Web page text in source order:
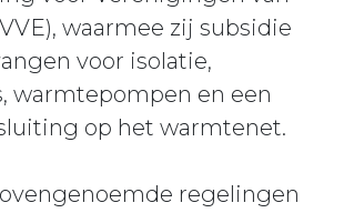
waarmee zij subsidie
voor isolatie,
warmtepompen en een
op het warmtenet.
regelingen